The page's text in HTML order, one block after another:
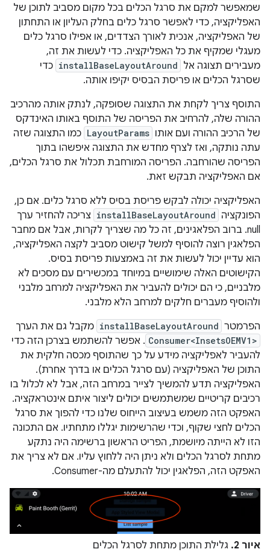
שמאפשר למקם את סרגל הכלים בכל מקום מסביב לתוכן של
האפליקציה, כדי לאפשר סרגל כלים בחלק העליון או התחתון
של האפליקציה, אנכית לאורך הצדדים, או אפילו סרגל כלים
מעגלי שמקיף את כל האפליקציה. כדי לעשות את זה,
מעבירים תצוגה אל installBaseLayoutAround כדי
שסרגל הכלים או פריסת הבסיס יקיפו אותה.
התוסף צריך לקחת את התצוגה שסופקה, לנתק אותה מהרכיב
ההורה שלה, להרחיב את הפריסה של התוסף באותו האינדקס
של הרכיב ההורה ועם אותו LayoutParams כמו התצוגה שזה
עתה נותקה, ואז לצרף מחדש את התצוגה איפשהו בתוך
הפריסה שהורחבה. הפריסה המורחבת תכלול את סרגל הכלים,
אם האפליקציה תבקש זאת.
האפליקציה יכולה לבקש פריסת בסיס ללא סרגל כלים. אם כן,
הפונקציה installBaseLayoutAround צריכה להחזיר ערך
null. ברוב הפלאגינים, זה כל מה שצריך לקרות, אבל אם מחבר
הפלאגין רוצה להוסיף למשל קישוט מסביב לקצה האפליקציה,
הוא עדיין יכול לעשות את זה באמצעות פריסת בסיס.
הקישוטים האלה שימושיים במיוחד במכשירים עם מסכים לא
מלבניים, כי הם יכולים להעביר את האפליקציה למרחב מלבני
ולהוסיף מעברים חלקים למרחב הלא מלבני.
הפרמטר installBaseLayoutAround מקבל גם את הערך
Consumer<InsetsOEMV1> . אפשר להשתמש בצרכן הזה כדי
להעביר לאפליקציה מידע על כך שהתוסף מכסה חלקית את
התוכן של האפליקציה (עם סרגל הכלים או בדרך אחרת).
האפליקציה תדע להמשיך לצייר במרחב הזה, אבל לא לכלול בו
רכיבים קריטיים שמשתמשים יכולים ליצור איתם אינטראקציה.
האפקט הזה משמש בעיצוב הייחוס שלנו כדי להפוך את סרגל
הכלים לחצי שקוף, וכדי שהרשימות יגללו מתחתיו. אם התכונה
הזו לא הייתה מיושמת, הפריט הראשון ברשימה היה נתקע
מתחת לסרגל הכלים ולא ניתן היה ללחוץ עליו. אם לא צריך את
האפקט הזה, הפלאגין יכול להתעלם מה-Consumer.
איור 2.
גלילת התוכן מתחת לסרגל הכלים